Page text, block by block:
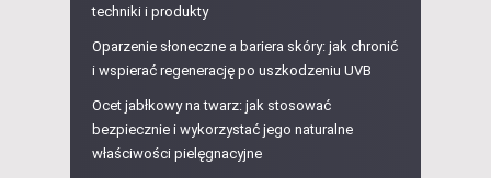
techniki i produkty
Oparzenie słoneczne a bariera skóry: jak chronić
i wspierać regenerację po uszkodzeniu UVB
Ocet jabłkowy na twarz: jak stosować
bezpiecznie i wykorzystać jego naturalne
właściwości pielęgnacyjne